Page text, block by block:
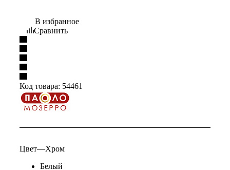
В избранное
Сравнить
Код товара: 54461
Цвет—Хром
Белый